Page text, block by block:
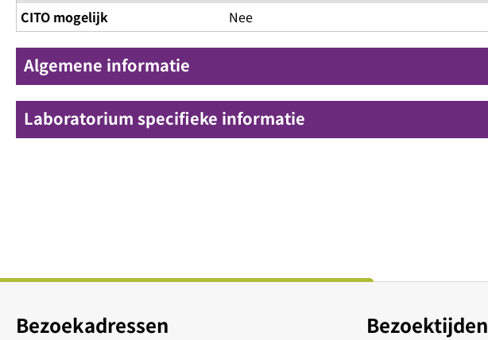
CITO mogelijk
Nee
Algemene informatie
Laboratorium specifieke informatie
Bezoekadressen Bezoektijden